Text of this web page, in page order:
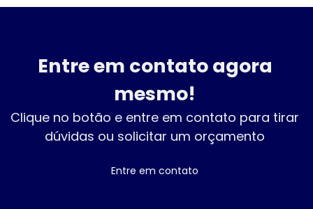
Entre em contato agora
mesmo!
Clique no botão e entre em contato para tirar
dúvidas ou solicitar um orçamento
Entre em contato